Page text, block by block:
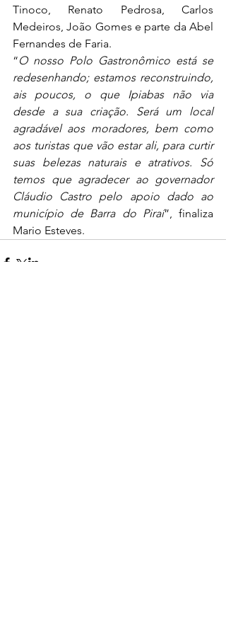
Tinoco, Renato Pedrosa, Carlos
Medeiros, João Gomes e parte da Abel
Fernandes de Faria.
“O nosso Polo Gastronômico está se
redesenhando; estamos reconstruindo,
ais poucos, o que Ipiabas não via
desde a sua criação. Será um local
agradável aos moradores, bem como
aos turistas que vão estar ali, para curtir
suas belezas naturais e atrativos. Só
temos que agradecer ao governador
Cláudio Castro pelo apoio dado ao
município de Barra do Piraí”, finaliza
Mario Esteves.